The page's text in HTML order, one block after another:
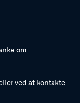
om
ved at kontakte